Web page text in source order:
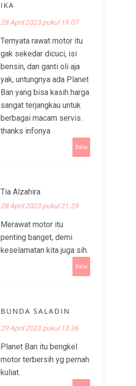
IKA
28 April 2023 pukul 19.07
Ternyata rawat motor itu
gak sekedar dicuci, isi
bensin, dan ganti oli aja
yak, untungnya ada Planet
Ban yang bisa kasih harga
sangat terjangkau untuk
berbagai macam servis.
thanks infonya
Balas
Tia Alzahira
28 April 2023 pukul 21.29
Merawat motor itu
penting banget, demi
keselamatan kita juga sih.
Balas
BUNDA SALADIN
29 April 2023 pukul 13.36
Planet Ban itu bengkel
motor terbersih yg pernah
kuliat.